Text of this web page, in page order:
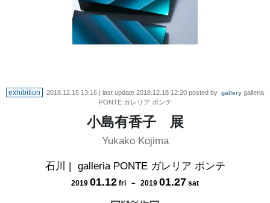
exhibition 2018.12.15 13:16 | last update 2018.12.18 12:20 posted by gallery galleria
PONTE ガレリア ポンテ
小島有香子 展
Yukako Kojima
石川 | galleria PONTE ガレリア ポンテ
2019 01.12 fri － 2019 01.27 sat